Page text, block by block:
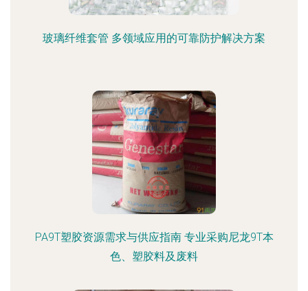
玻璃纤维套管 多领域应用的可靠防护解决方案
PA9T塑胶资源需求与供应指南 专业采购尼龙9T本
色、塑胶料及废料